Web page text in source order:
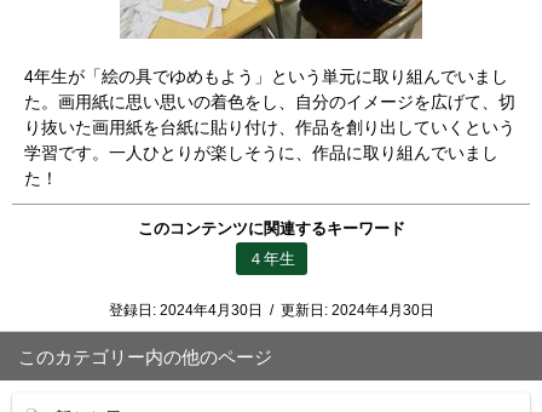
4年生が「絵の具でゆめもよう」という単元に取り組んでいまし
た。画用紙に思い思いの着色をし、自分のイメージを広げて、切
り抜いた画用紙を台紙に貼り付け、作品を創り出していくという
学習です。一人ひとりが楽しそうに、作品に取り組んでいまし
た！
このコンテンツに関連するキーワード
４年生
登録日: 2024年4月30日 / 更新日: 2024年4月30日
このカテゴリー内の他のページ